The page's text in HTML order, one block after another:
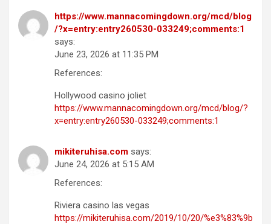
https://www.mannacomingdown.org/mcd/blog
/?x=entry:entry260530-033249;comments:1
says:
June 23, 2026 at 11:35 PM
References:
Hollywood casino joliet
https://www.mannacomingdown.org/mcd/blog/?
x=entry:entry260530-033249;comments:1
mikiteruhisa.com says:
June 24, 2026 at 5:15 AM
References:
Riviera casino las vegas
https://mikiteruhisa.com/2019/10/20/%e3%83%9b